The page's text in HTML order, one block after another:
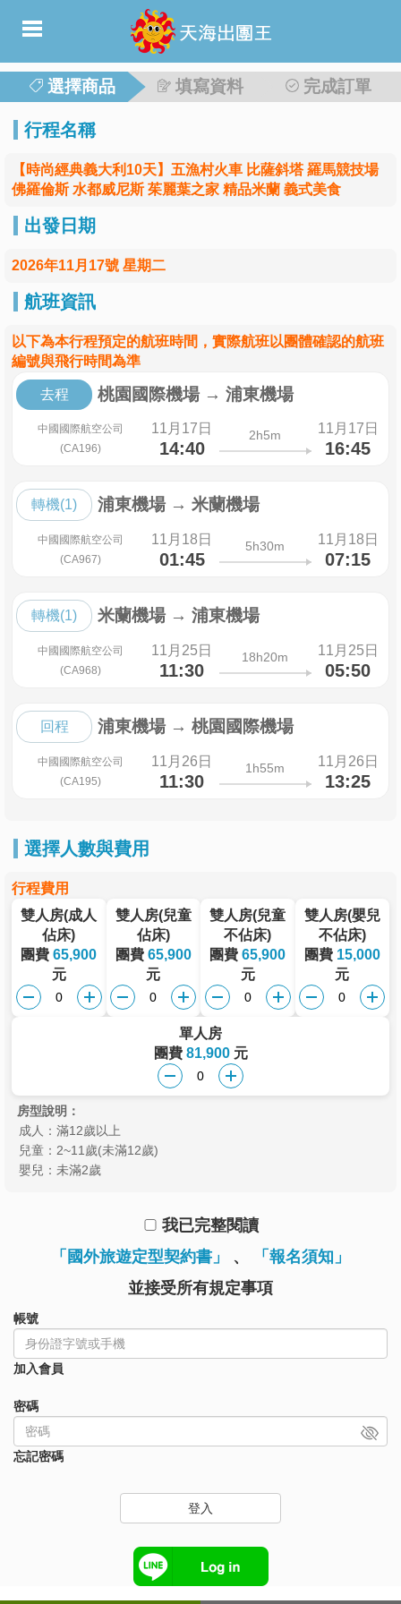
選擇商品 填寫資料 完成訂單
行程名稱
【時尚經典義大利10天】五漁村火車 比薩斜塔 羅馬競技場
佛羅倫斯 水都威尼斯 茱麗葉之家 精品米蘭 義式美食
出發日期
2026年11月17號 星期二
航班資訊
以下為本行程預定的航班時間，實際航班以團體確認的航班
編號與飛行時間為準
去程 桃園國際機場 → 浦東機場
中國國際航空公司
(CA196)
11月17日
14:40
2h5m 11月17日
16:45
轉機(1) 浦東機場 → 米蘭機場
中國國際航空公司
(CA967)
11月18日
01:45
5h30m 11月18日
07:15
轉機(1) 米蘭機場 → 浦東機場
中國國際航空公司
(CA968)
11月25日
11:30
18h20m 11月25日
05:50
回程 浦東機場 → 桃園國際機場
中國國際航空公司
(CA195)
11月26日
11:30
1h55m 11月26日
13:25
選擇人數與費用
行程費用
雙人房(成人
佔床)
團費65,900
元
雙人房(兒童
佔床)
團費 65,900
元
雙人房(兒童
不佔床)
團費65,900
元
雙人房(嬰兒
不佔床)
團費 15,000
元
單人房
團費 81,900元
房型說明：
成人：滿12歲以上
兒童：2~11歲(未滿12歲)
嬰兒：未滿2歲
我已完整閱讀
「國外旅遊定型契約書」
、
「報名須知」
並接受所有規定事項
帳號
加入會員
密碼
忘記密碼
登入